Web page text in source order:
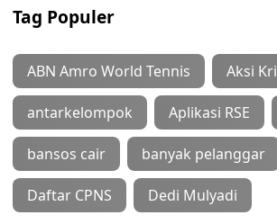
Tag Populer
ABN Amro World Tennis Aksi
antarkelompok Aplikasi RSE
bansos cair banyak pelanggar
Daftar CPNS Dedi Mulyadi